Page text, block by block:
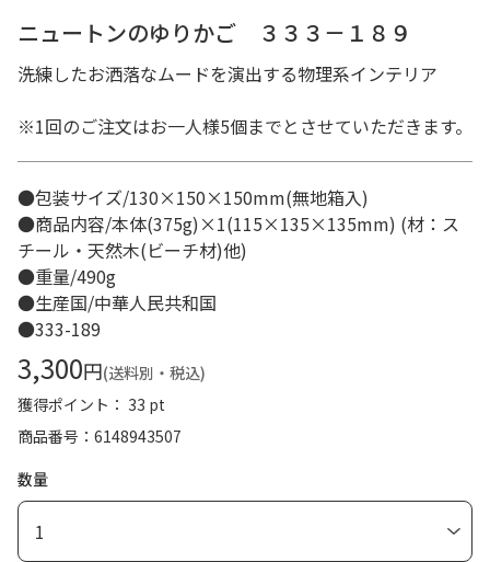
ニュートンのゆりかご ３３３－１８９
洗練したお洒落なムードを演出する物理系インテリア
※1回のご注文はお一人様5個までとさせていただきます。
●包装サイズ/130×150×150mm(無地箱入)
●商品内容/本体(375g)×1(115×135×135mm) (材：ス
チール・天然木(ビーチ材)他)
●重量/490g
●生産国/中華人民共和国
●333-189
3,300円(送料別・税込)
獲得ポイント： 33 pt
商品番号
6148943507
数量
1